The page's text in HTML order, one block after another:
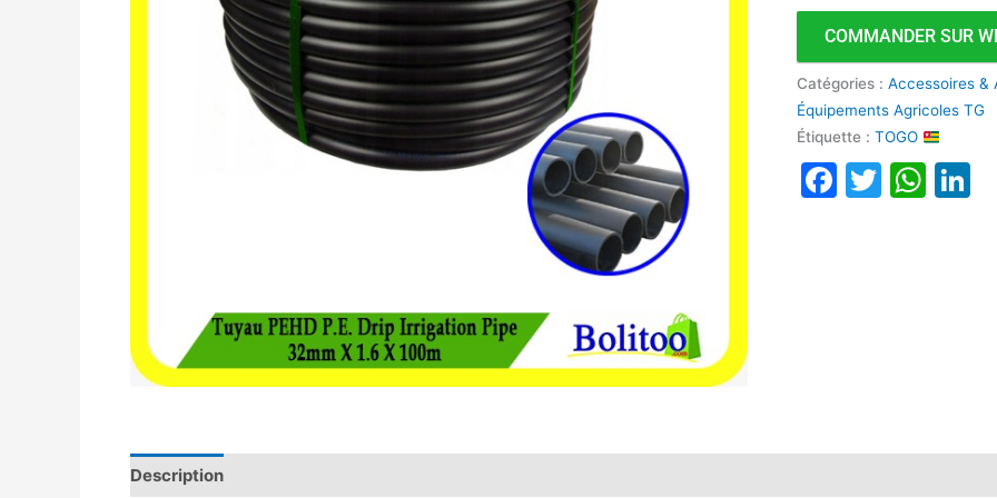
x
100m
COMMANDER SUR
Catégories :Accessoires &
Équipements Agricoles TG
Étiquette :TOGO
Facebook
Twitter
Description